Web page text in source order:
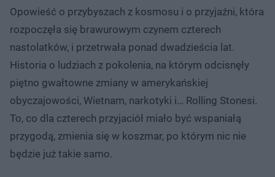
Opowieść o przybyszach z kosmosu i o przyjaźni, która
rozpoczęła się brawurowym czynem czterech
nastolatków, i przetrwała ponad dwadzieścia lat.
Historia o ludziach z pokolenia, na którym odcisnęły
piętno gwałtowne zmiany w amerykańskiej
obyczajowości, Wietnam, narkotyki i… Rolling Stonesi.
To, co dla czterech przyjaciół miało być wspaniałą
przygodą, zmienia się w koszmar, po którym nic nie
będzie już takie samo.